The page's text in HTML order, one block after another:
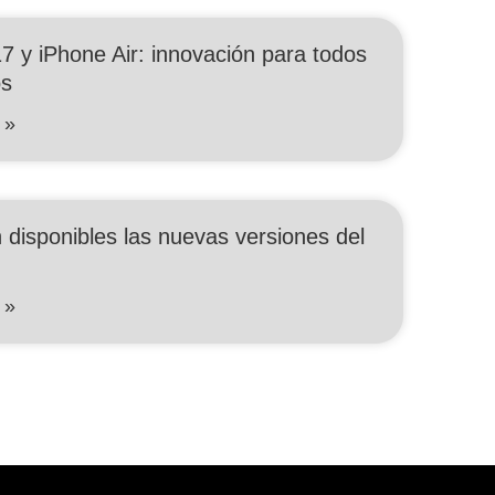
y iPhone Air: innovación para todos
»
disponibles las nuevas versiones del
»